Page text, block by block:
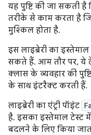
यह पुष्टि की जा सकती है
तरीके से काम करता है
मुश्किल होता है.
इस लाइब्रेरी का
सकते हैं. आम तौर पर, ये
क्लास के व्यवहार की
के साथ इंटरैक्ट करती हैं.
लाइब्रेरी का एंट्री पॉइंट
है. इसका इस्तेमाल टेस्ट में
बदलने के लिए किया